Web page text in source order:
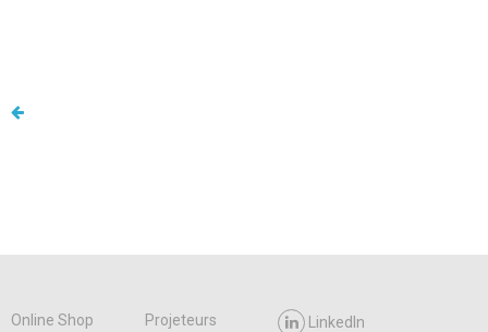
Online Shop
Projeteurs
LinkedIn